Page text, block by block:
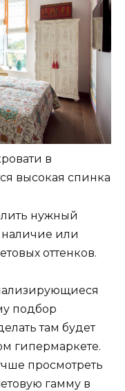
в
высокая спинка
нужный
или
оттенков.
подбор
там будет
гипермаркете.
просмотреть
гамму в